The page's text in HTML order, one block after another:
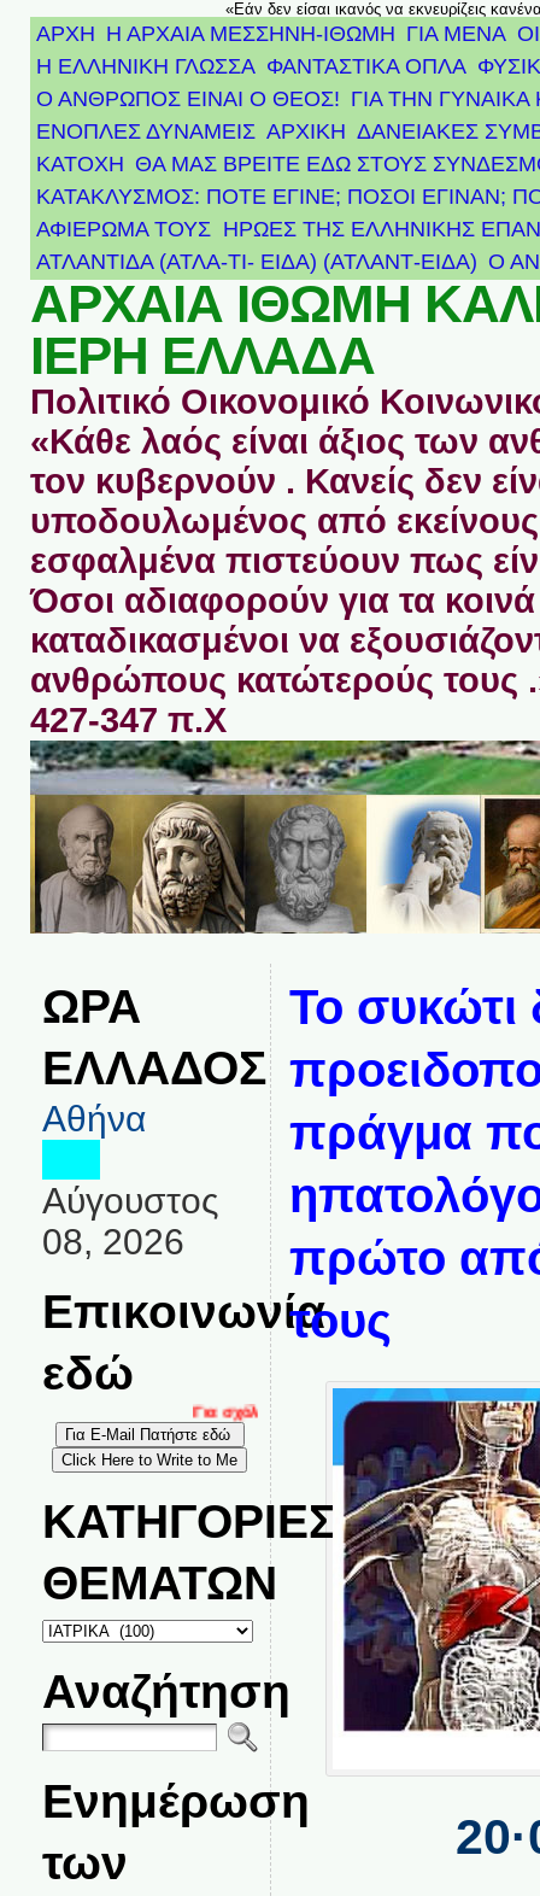
«Εάν δεν είσαι ικανός να εκνευρίζεις
ΑΡΧΗ Η ΑΡΧΑΙΑ ΜΕΣΣΗΝΗ-ΙΘΩΜΗ ΓΙΑ ΜΕΝΑ
Η ΕΛΛΗΝΙΚΗ ΓΛΩΣΣΑ ΦΑΝΤΑΣΤΙΚΑ ΟΠΛΑ
Ο ΑΝΘΡΩΠΟΣ ΕΙΝΑΙ Ο ΘΕΟΣ! ΓΙΑ ΤΗΝ ΓΥΝΑΙΚΑ
ΕΝΟΠΛΕΣ ΔΥΝΑΜΕΙΣ ΑΡΧΙΚΉ ΔΑΝΕΙΑΚΕΣ
ΚΑΤΟΧΗ ΘΑ ΜΑΣ ΒΡΕΙΤΕ ΕΔΩ ΣΤΟΥΣ
ΚΑΤΑΚΛΥΣΜΟΣ: ΠΟΤΕ ΕΓΙΝΕ; ΠΟΣΟΙ ΕΓΙΝΑΝ;
ΑΦΙΈΡΩΜΑ ΤΟΥΣ ΉΡΩΕΣ ΤΗΣ ΕΛΛΗΝΙΚΉΣ
ΑΤΛΑΝΤΊΔΑ (ΑΤΛΑ-ΤΙ- ΕΙΔΑ) (ΑΤΛΑΝΤ-ΕΙΔΑ) Ο
ΑΡΧΑΙΑ ΙΘΩΜΗ
ΙΕΡΗ ΕΛΛΑΔΑ
Πολιτικό Οικονομικό
«Κάθε λαός είναι άξιος των
τον κυβερνούν . Κανείς δεν
υποδουλωμένος από
εσφαλμένα πιστεύουν πως
Όσοι αδιαφορούν για τα κοινά
καταδικασμένοι να
ανθρώπους κατώτερούς τους
427-347 π.Χ
ΩΡΑ
ΕΛΛΑΔΟΣ
Αθήνα
Αύγουστος
08, 2026
Επικοινωνία
εδώ
Για σχόλια, καταγγελίες και επικοινωνία στο
ΚΑΤΗΓΟΡΙΕΣ
ΘΕΜΑΤΩΝ
ΚΑΤΗΓΟΡΙΕΣ
ΘΕΜΑΤΩΝ
Αναζήτηση
Ενημέρωση
των
Το συκώτι
πράγμα
πρώτο
τους